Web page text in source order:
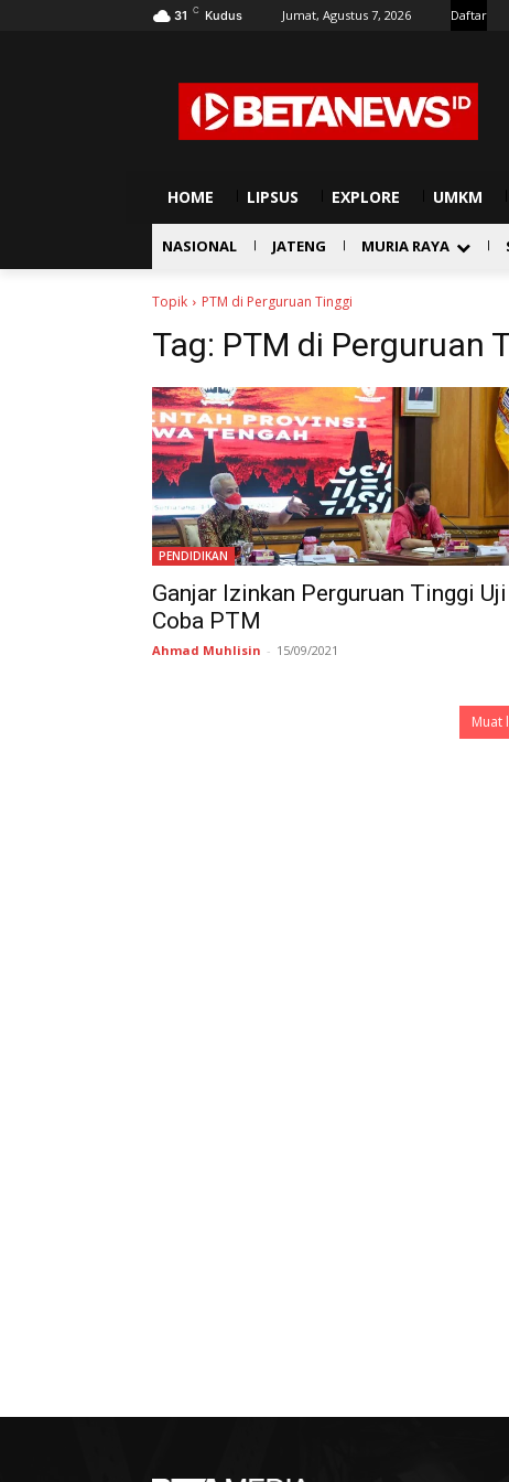
31 C Kudus Jumat, Agustus 7, 2026 Daftar
HOME LIPSUS EXPLORE UMKM
NASIONAL JATENG MURIA RAYA
Topik PTM di Perguruan Tinggi
Tag: PTM di Perguruan
PENDIDIKAN
Ganjar Izinkan Perguruan Tinggi Uji
Coba PTM
Ahmad Muhlisin - 15/09/2021
Muat